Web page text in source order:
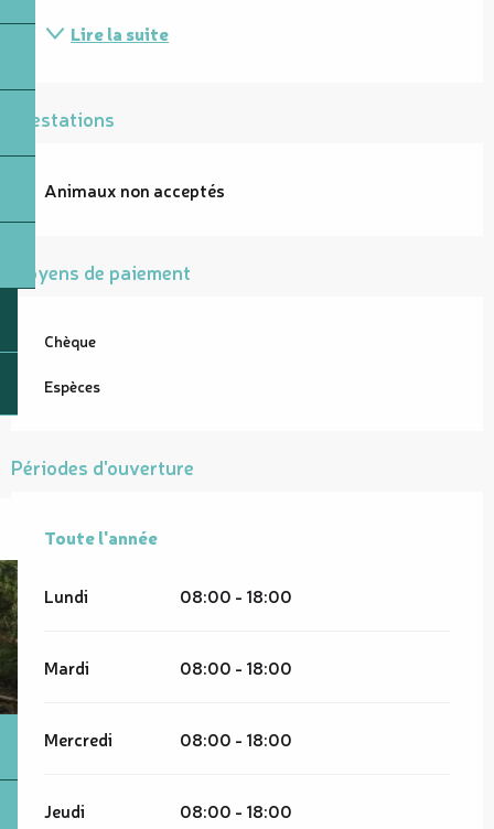
Lire la suite
Prestations
Animaux non acceptés
Moyens de paiement
Chèque
Espèces
Périodes d'ouverture
Toute l'année
Toute l'année
Lundi 08:00 - 18:00
Mardi 08:00 - 18:00
Mercredi 08:00 - 18:00
Jeudi 08:00 - 18:00